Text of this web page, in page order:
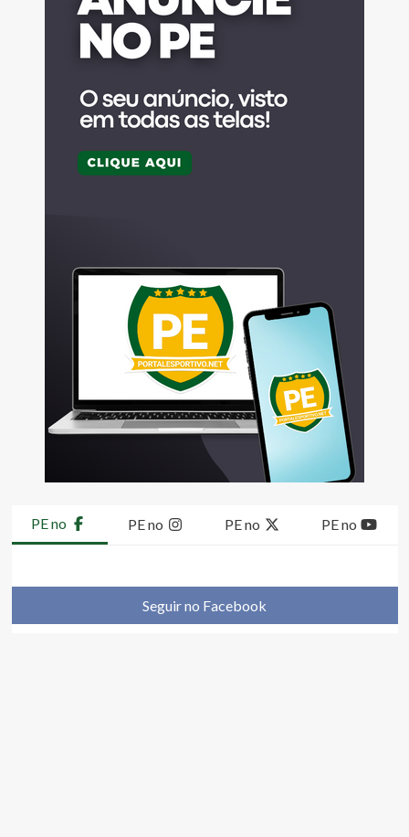
PE no PE no PE no PE no
Seguir no Facebook